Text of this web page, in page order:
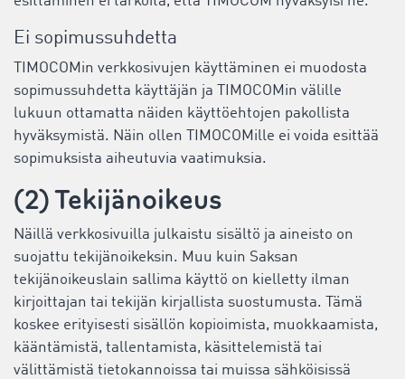
Ei sopimussuhdetta
TIMOCOMin verkkosivujen käyttäminen ei muodosta
sopimussuhdetta käyttäjän ja TIMOCOMin välille
lukuun ottamatta näiden käyttöehtojen pakollista
hyväksymistä. Näin ollen TIMOCOMille ei voida esittää
sopimuksista aiheutuvia vaatimuksia.
(2) Tekijänoikeus
Näillä verkkosivuilla julkaistu sisältö ja aineisto on
suojattu tekijänoikeksin. Muu kuin Saksan
tekijänoikeuslain sallima käyttö on kielletty ilman
kirjoittajan tai tekijän kirjallista suostumusta. Tämä
koskee erityisesti sisällön kopioimista, muokkaamista,
kääntämistä, tallentamista, käsittelemistä tai
välittämistä tietokannoissa tai muissa sähköisissä